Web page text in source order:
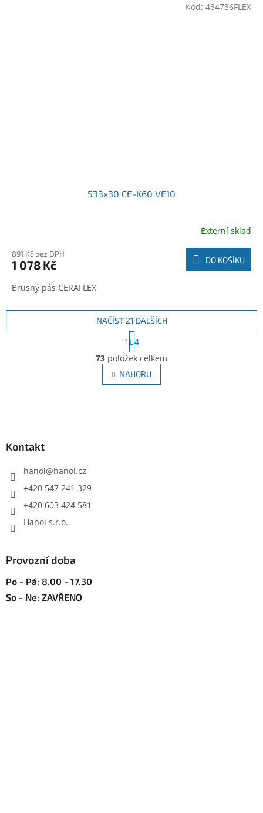
533x30 CE-K60 VE10
Externí sklad
891 Kč bez DPH
1 078 Kč DO KOŠÍKU
Brusný pás CERAFLEX
Kód: 434736FLEX
O
v
l
á
NAČÍST 21 DALŠÍCH
S
t
r
á
n
k
v
1
4
73 položek celkem
NAHORU
Kontakt
hanol@hanol.cz
+420 547 241 329
+420 603 424 581
Hanol s.r.o.
Provozní doba
Po - Pá: 8.00 - 17.30
So - Ne: ZAVŘENO